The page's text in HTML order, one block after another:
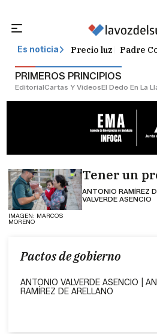
Es noticia Precio luz Padre
PRIMEROS PRINCIPIOS
EditorialCartas Y VídeosEl Dedo En La
IMAGEN: MARCOS
MORENO
Tener un
ANTONIO RAMÍREZ
VALVERDE ASENCIO
Pactos de gobierno
ANTONIO VALVERDE ASENCIO |
RAMÍREZ DE ARELLANO